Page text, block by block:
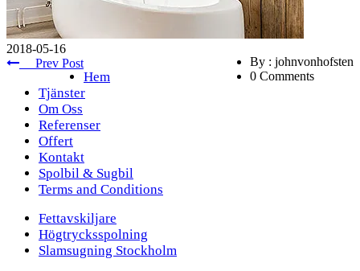
2018-05-16
By : johnvonhofsten
0 Comments
Prev Post
Hem
Tjänster
Om Oss
Referenser
Offert
Kontakt
Spolbil & Sugbil
Terms and Conditions
Fettavskiljare
Högtrycksspolning
Slamsugning Stockholm